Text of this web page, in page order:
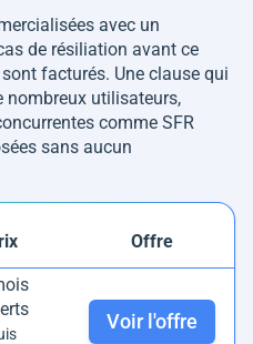
avec un
de résiliation avant ce
facturés. Une clause qui
nombreux utilisateurs,
comme SFR
sans aucun
Offre
Voir l'offre